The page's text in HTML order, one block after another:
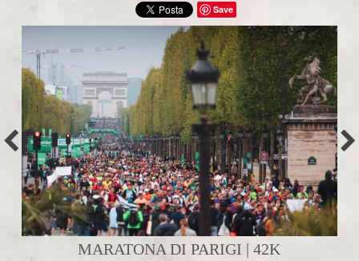
Save
MARATONA DI PARIGI | 42K